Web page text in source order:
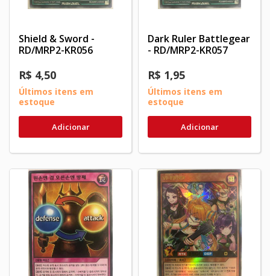
Shield & Sword -
RD/MRP2-KR056
R$ 4,50
Últimos itens em
estoque
Adicionar
Dark Ruler Battlegear
- RD/MRP2-KR057
R$ 1,95
Últimos itens em
estoque
Adicionar